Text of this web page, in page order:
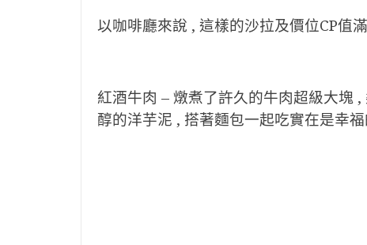
以咖啡廳來說 , 這樣的沙拉及價位CP值
紅酒牛肉 – 燉煮了許久的牛肉超級大塊
醇的洋芋泥 , 搭著麵包一起吃實在是幸